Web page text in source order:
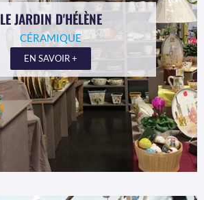
LE JARDIN D'HÉLÈNE
CÉRAMIQUE
EN SAVOIR +